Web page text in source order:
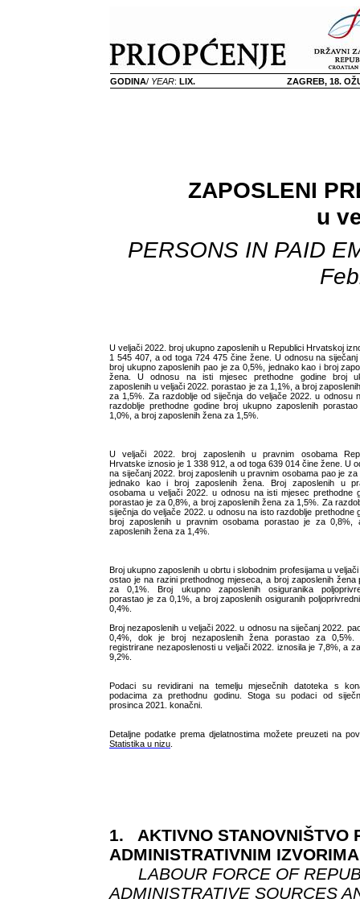
GODINA/ YEAR: LIX. ZAGREB, 18.
ZAPOSLENI
u
PERSONS IN PAID
U veljači 2022. broj ukupno zaposlenih u Republici Hrvatskoj
1 545 407, a od toga 724 475 čine žene. U odnosu na siječanj
broj ukupno zaposlenih pao je za 0,5%, jednako kao i broj
žena. U odnosu na isti mjesec prethodne godine broj
zaposlenih u veljači 2022. porastao je za 1,1%, a broj
za 1,5%. Za razdoblje od siječnja do veljače 2022. u odnosu
razdoblje prethodne godine broj ukupno zaposlenih
1,0%, a broj zaposlenih žena za 1,5%.
U veljači 2022. broj zaposlenih u pravnim osobama
Hrvatske iznosio je 1 338 912, a od toga 639 014 čine žene. U
na siječanj 2022. broj zaposlenih u pravnim osobama pao je za
jednako kao i broj zaposlenih žena. Broj zaposlenih u
osobama u veljači 2022. u odnosu na isti mjesec prethodne
porastao je za 0,8%, a broj zaposlenih žena za 1,5%. Za
siječnja do veljače 2022. u odnosu na isto razdoblje prethodne
broj zaposlenih u pravnim osobama porastao je za 0,8%,
zaposlenih žena za 1,4%.
Broj ukupno zaposlenih u obrtu i slobodnim profesijama u
ostao je na razini prethodnog mjeseca, a broj zaposlenih žena
za 0,1%. Broj ukupno zaposlenih osiguranika
porastao je za 0,1%, a broj zaposlenih osiguranih
0,4%.
Broj nezaposlenih u veljači 2022. u odnosu na siječanj 2022.
0,4%, dok je broj nezaposlenih žena porastao za 0,5%.
registrirane nezaposlenosti u veljači 2022. iznosila je 7,8%, a
9,2%.
Podaci su revidirani na temelju mjesečnih datoteka s
podacima za prethodnu godinu. Stoga su podaci od
prosinca 2021. konačni.
Detaljne podatke prema djelatnostima možete preuzeti na
Statistika u nizu
1. AKTIVNO STANOVNIŠTVO
ADMINISTRATIVNIM
LABOUR FORCE OF
ADMINISTRATIVE SOURCES